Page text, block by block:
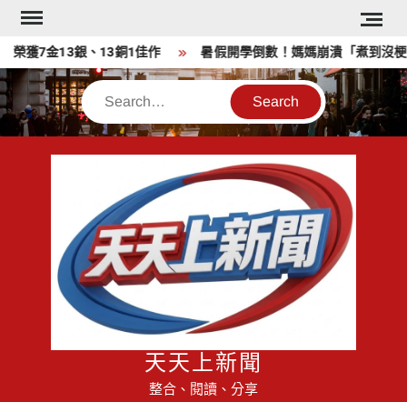
Skip
content
獲7金13銀、13銅1佳作 暑假開學倒數！媽媽崩潰「煮到沒梗
Search
天天上新聞
整合、閱讀、分享